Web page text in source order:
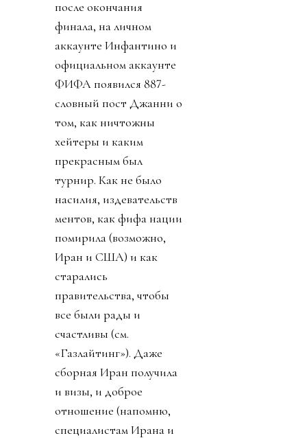
после окончания
финала, на личном
аккаунте Инфантино и
официальном аккаунте
ФИФА появился 887-
словный пост Джанни о
том, как ничтожны
хейтеры и каким
прекрасным был
турнир. Как не было
насилия, издевательств
ментов, как фифа нации
помирила (возможно,
Иран и США) и как
старались
правительства, чтобы
все были рады и
счастливы (см.
«Газлайтинг»). Даже
сборная Иран получила
и визы, и доброе
отношение (напомню,
специалистам Ирана и